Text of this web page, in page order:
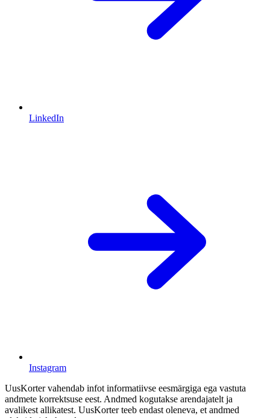
LinkedIn
Instagram
UusKorter vahendab infot informatiivse eesmärgiga ega vastuta
andmete korrektsuse eest. Andmed kogutakse arendajatelt ja
avalikest allikatest. UusKorter teeb endast oleneva, et andmed